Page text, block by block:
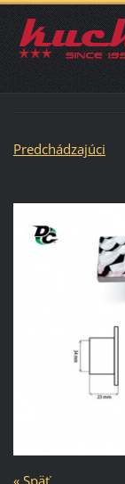
Predchádzajúci
« Späť